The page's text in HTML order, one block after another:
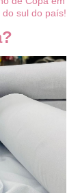
sul do país!